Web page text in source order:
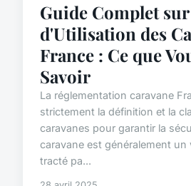
Guide Complet sur
d'Utilisation des
France : Ce que
Savoir
La réglementation caravane
strictement la définition et la
caravanes pour garantir la
caravane est généralement un
tracté pa...